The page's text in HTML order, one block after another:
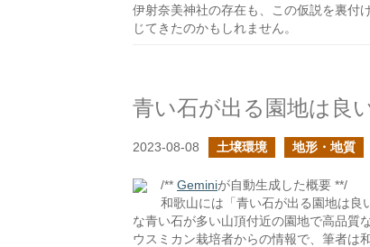
伊射奈美神社の存在も、この仮説を裏付
じてきたのかもしれません。
青い石が出る園地は良
2023-08-08 土壌環境 地形・地質
/** Geminiが自動生成した概要 **/
和歌山には「青い石が出る園地は良
な青い石が多い山頂付近の園地で高品質
ウスミカン栽培者からの情報で、筆者は